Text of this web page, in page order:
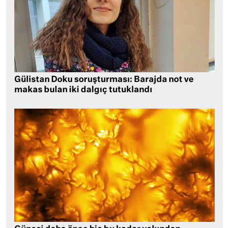
Gülistan Doku soruşturması: Barajda not ve
makas bulan iki dalgıç tutuklandı